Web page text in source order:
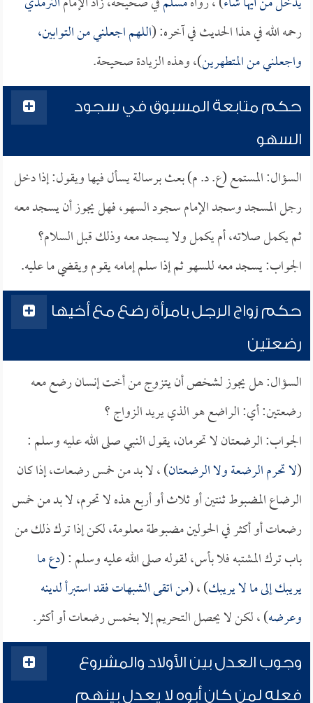
رحمه الله في هذا الحديث في آخره: (اللهم اجعلني من التوابين،
واجعلني من المتطهرين)، وهذه الزيادة صحيحة.
حكم متابعة المسبوق في سجود
السهو
السؤال: المستمع (ع. د. م) بعث برسالة يسأل فيها ويقول: إذا دخل
رجل المسجد وسجد الإمام سجود السهو، فهل يجوز أن يسجد معه
ثم يكمل صلاته، أم يكمل ولا يسجد معه وذلك قبل السلام؟
الجواب: يسجد معه للسهو ثم إذا سلم إمامه يقوم ويقضي ما عليه.
حكم زواج الرجل بامرأة رضع مع أخيها
رضعتين
السؤال: هل يجوز لشخص أن يتزوج من أخت إنسان رضع معه
رضعتين: أي: الراضع هو الذي يريد الزواج ؟
الجواب: الرضعتان لا تحرمان، يقول النبي صلى الله عليه وسلم :
(لا تحرم الرضعة ولا الرضعتان) ، لا بد من خمس رضعات، إذا كان
الرضاع المضبوط ثنتين أو ثلاث أو أربع هذه لا تحرم، لا بد من خمس
رضعات أو أكثر في الحولين مضبوطة معلومة، لكن إذا ترك ذلك من
باب ترك المشتبه فلا بأس، لقوله صلى الله عليه وسلم : (دع ما
يريبك إلى ما لا يريبك) ، (من اتقى الشبهات فقد استبرأ لدينه
وعرضه) ، لكن لا يحصل التحريم إلا بخمس رضعات أو أكثر.
وجوب العدل بين الأولاد والمشروع
فعله لمن كان أبوه لا يعدل بينهم